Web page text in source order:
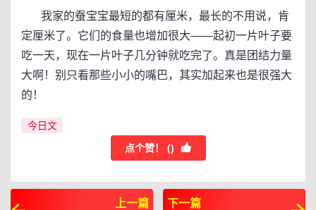
我家的蚕宝宝最短的都有厘米，最长的不用说，肯
定厘米了。它们的食量也增加很大——起初一片叶子要
吃一天，现在一片叶子几分钟就吃完了。真是团结力量
大啊！别只看那些小小的嘴巴，其实加起来也是很强大
的！
今日文
点个赞！ ()
上一篇 下一篇